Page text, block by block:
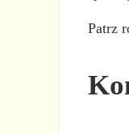
Patrz